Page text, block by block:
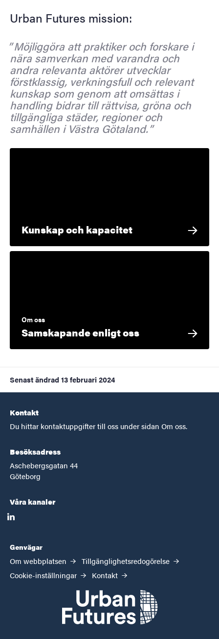
Urban Futures mission:
Möjliggöra att praktiker och forskare i
nära samverkan med varandra och
andra relevanta aktörer utvecklar
förstklassig, verkningsfull och relevant
kunskap som genom att omsättas i
handling bidrar till rättvisa, gröna och
tillgängliga städer, regioner och
samhällen i Västra Götaland.
Kunskap och kapacitet
Om oss
Samskapande enligt oss
Senast ändrad 13 februari 2024
Kontakt
Du hittar kontaktuppgifter till oss under sidan Om oss.
Besöksadress
Aschebergsgatan 44
Göteborg
Våra kanaler
linkedin
Genvägar
Om webbplatsen
Tillgänglighetsredogörelse
Cookie-inställningar
Kontakt